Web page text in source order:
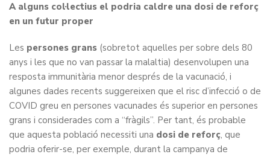
A alguns col·lectius el podria caldre una dosi de reforç
en un futur proper
Les persones grans (sobretot aquelles per sobre dels 80
anys i les que no van passar la malaltia) desenvolupen una
resposta immunitària menor després de la vacunació, i
algunes dades recents suggereixen que el risc d’infecció o de
COVID greu en persones vacunades és superior en persones
grans i considerades com a “fràgils”. Per tant, és probable
que aquesta població necessiti una dosi de reforç, que
podria oferir-se, per exemple, durant la campanya de